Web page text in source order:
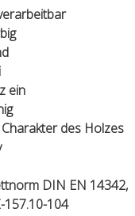
ein
des Holzes
DIN EN 14342,
157.10-104